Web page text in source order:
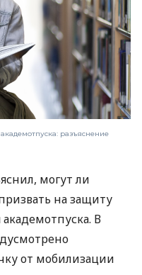
разъяснение
могут ли
на защиту
В
от мобилизации